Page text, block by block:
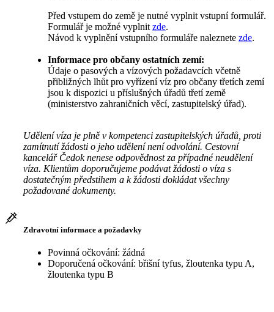
Před vstupem do země je nutné vyplnit vstupní formulář.
Formulář je možné vyplnit zde.
Návod k vyplnění vstupního formuláře naleznete zde.
Informace pro občany ostatních zemí:
Údaje o pasových a vízových požadavcích včetně
přibližných lhůt pro vyřízení víz pro občany třetích zemí
jsou k dispozici u příslušných úřadů třetí země
(ministerstvo zahraničních věcí, zastupitelský úřad).
Udělení víza je plně v kompetenci zastupitelských úřadů, proti
zamítnutí žádosti o jeho udělení není odvolání. Cestovní
kancelář Čedok nenese odpovědnost za případné neudělení
víza. Klientům doporučujeme podávat žádosti o víza s
dostatečným předstihem a k žádosti dokládat všechny
požadované dokumenty.
Zdravotní informace a požadavky
Povinná očkování: žádná
Doporučená očkování: břišní tyfus, žloutenka typu A,
žloutenka typu B